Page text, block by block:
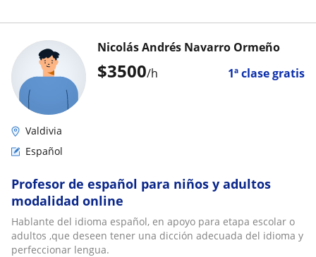
$3500/h 1ª clase gratis
Nicolás Andrés Navarro Ormeño
Valdivia
Español
Profesor de español para niños y adultos
modalidad online
Hablante del idioma español, en apoyo para etapa escolar o
adultos ,que deseen tener una dicción adecuada del idioma y
perfeccionar lengua.